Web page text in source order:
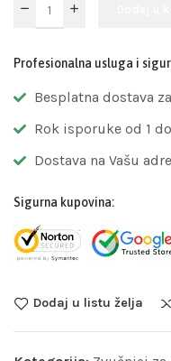
Profesionalna usluga i
Besplatna dostava
Rok isporuke od 1
Dostava na Vašu
Sigurna kupovina:
Dodaj u listu želja